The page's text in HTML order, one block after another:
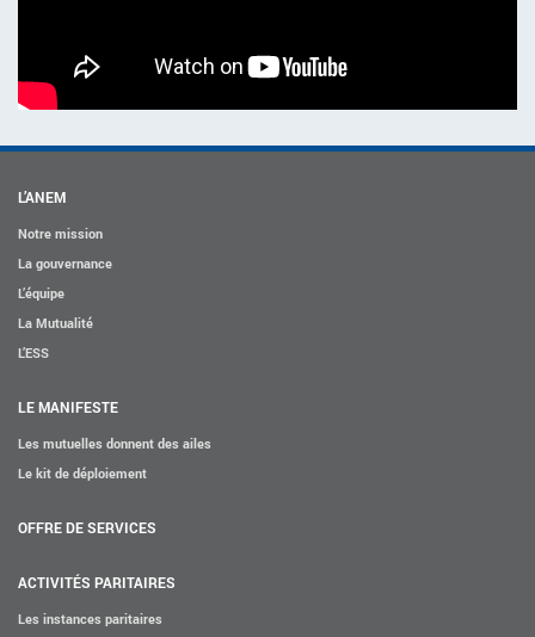
Les instances paritaires
La convention collective et les accords de branche
L’Observatoire des Métiers
Référentiel des métiers
Certifications professionnelles
Politique handicap
Les études
L’ANEM
Notre mission
La gouvernance
L’équipe
La Mutualité
L’ESS
LE MANIFESTE
Les mutuelles donnent des ailes
Le kit de déploiement
OFFRE DE SERVICES
ACTIVITÉS PARITAIRES
Les instances paritaires